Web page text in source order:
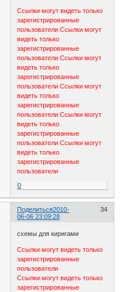
Ссылки могут видеть только
зарегистрированные
пользователи Ссылки могут
видеть только
зарегистрированные
пользователи Ссылки могут
видеть только
зарегистрированные
пользователи Ссылки могут
видеть только
зарегистрированные
пользователи Ссылки могут
видеть только
зарегистрированные
пользователи Ссылки могут
видеть только
зарегистрированные
пользователи
0
Поделиться 34
2010-
06-06 23:09:28
схемы для киригами
Ссылки могут видеть только
зарегистрированные
пользователи
Ссылки могут видеть только
зарегистрированные